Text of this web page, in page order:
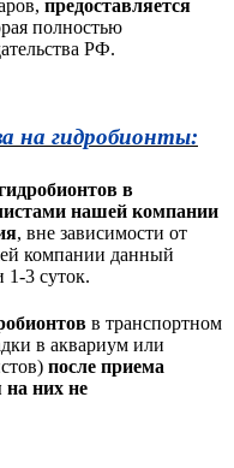
предоставляется
полностью
РФ.
на гидробионты:
в
нашей компании
, вне зависимости от
компании данный
1-3 суток.
в транспортном
в аквариум или
после приема
на них не